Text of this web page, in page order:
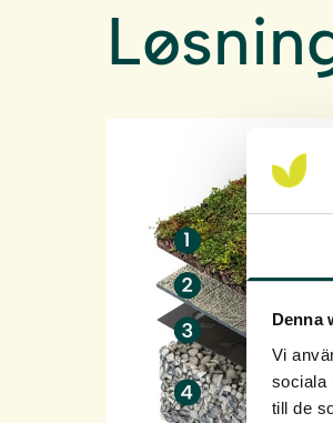
Denna
Vi
sociala
till de